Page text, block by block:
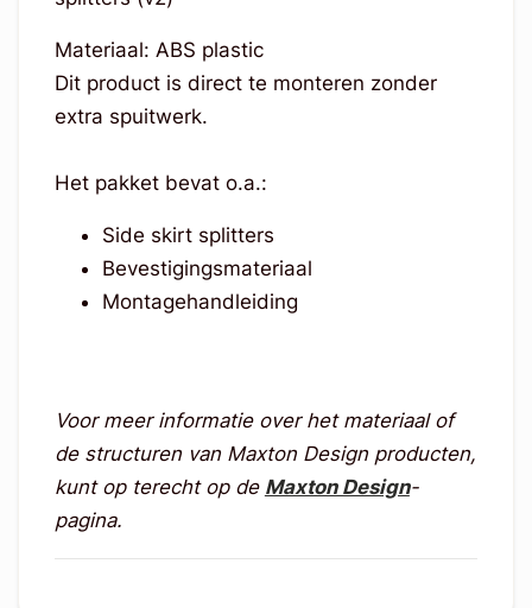
Materiaal: ABS plastic
Dit product is direct te monteren zonder
extra spuitwerk.
Het pakket bevat o.a.:
Side skirt splitters
Bevestigingsmateriaal
Montagehandleiding
Voor meer informatie over het materiaal of
de structuren van Maxton Design producten,
kunt op terecht op de Maxton Design-
pagina.